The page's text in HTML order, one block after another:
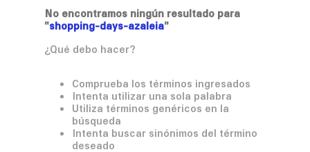
No encontramos ningún resultado para
"shopping-days-azaleia"
¿Qué debo hacer?
Comprueba los términos ingresados
Intenta utilizar una sola palabra
Utiliza términos genéricos en la
búsqueda
Intenta buscar sinónimos del término
deseado